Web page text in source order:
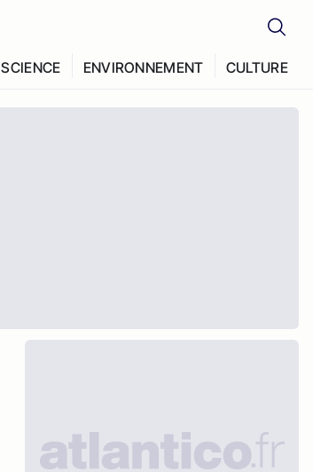
SCIENCE ENVIRONNEMENT CULTURE